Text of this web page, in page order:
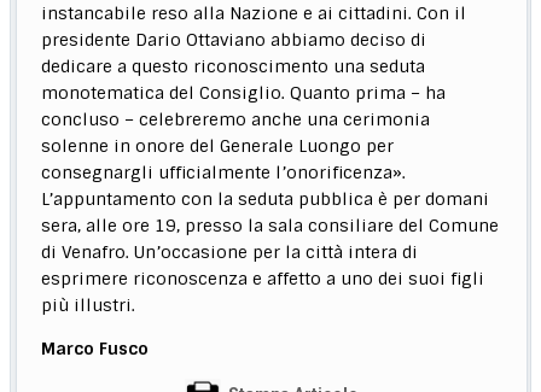
instancabile reso alla Nazione e ai cittadini. Con il
presidente Dario Ottaviano abbiamo deciso di
dedicare a questo riconoscimento una seduta
monotematica del Consiglio. Quanto prima – ha
concluso – celebreremo anche una cerimonia
solenne in onore del Generale Luongo per
consegnargli ufficialmente l’onorificenza».
L’appuntamento con la seduta pubblica è per domani
sera, alle ore 19, presso la sala consiliare del Comune
di Venafro. Un’occasione per la città intera di
esprimere riconoscenza e affetto a uno dei suoi figli
più illustri.
Marco Fusco